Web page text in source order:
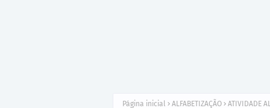
Página inicial ALFABETIZAÇÃO ATIVIDADE